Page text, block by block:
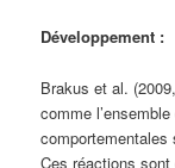
Développement :
Brakus et al.
comme
comportementales
Ces réactions